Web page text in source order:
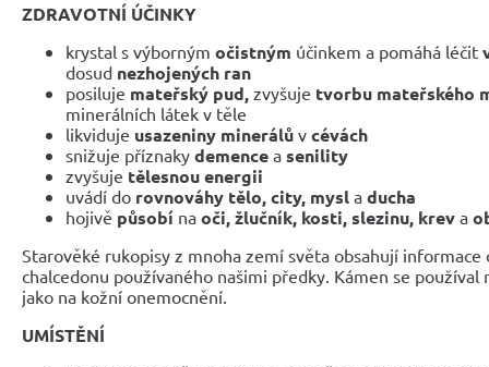
ZDRAVOTNÍ ÚČINKY
krystal s výborným očistným účinkem a pomáhá léčit
dosud nezhojených ran
posiluje mateřský pud, zvyšuje tvorbu mateřského
minerálních látek v těle
likviduje usazeniny minerálů v cévách
snižuje příznaky demence a senility
zvyšuje tělesnou energii
uvádí do rovnováhy tělo, city, mysl a ducha
hojivě působí na oči, žlučník, kosti, slezinu, krev a
Starověké rukopisy z mnoha zemí světa obsahují informace
chalcedonu používaného našimi předky. Kámen se používal
jako na kožní onemocnění.
UMÍSTĚNÍ